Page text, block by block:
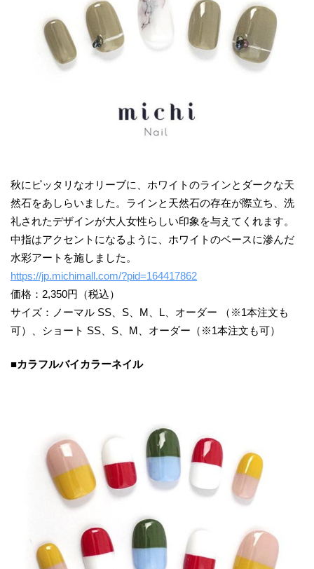
秋にピッタリなオリーブに、ホワイトのラインとダークな天
然石をあしらいました。ラインと天然石の存在が際立ち、洗
礼されたデザインが大人女性らしい印象を与えてくれます。
中指はアクセントになるように、ホワイトのベースに滲んだ
水彩アートを施しました。
https://jp.michimall.com/?pid=164417862
価格：2,350円（税込）
サイズ：ノーマル SS、S、M、L、オーダー （※1本注文も
可）、ショート SS、S、M、オーダー（※1本注文も可）
■カラフルバイカラーネイル